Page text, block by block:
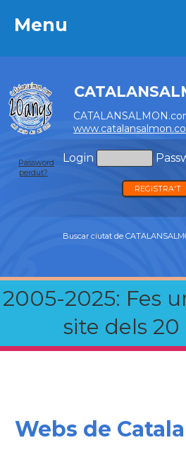
Menu
Login
Password
perdut?
REGISTRA'T
Buscar ciutat de
2005-2025: Fes
site dels 20
Menu
Webs de